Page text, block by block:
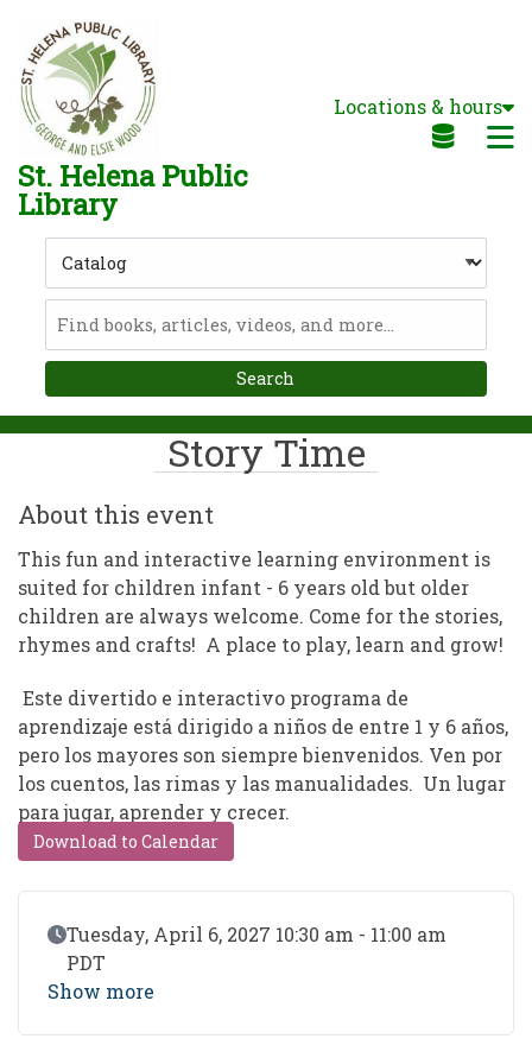
Skip to main navigation
Skip to search bar
Skip to main content
Skip to footer
St. Helena Public
Library
Locations & hours
Type
Story Time
About this event
This fun and interactive learning environment is
suited for children infant - 6 years old but older
children are always welcome. Come for the stories,
rhymes and crafts! A place to play, learn and grow!
Este divertido e interactivo programa de
aprendizaje está dirigido a niños de entre 1 y 6 años,
pero los mayores son siempre bienvenidos. Ven por
los cuentos, las rimas y las manualidades. Un lugar
para jugar, aprender y crecer.
Download to Calendar
Event Date
Tuesday, April 6, 2027 10:30 am - 11:00 am
PDT
Show more